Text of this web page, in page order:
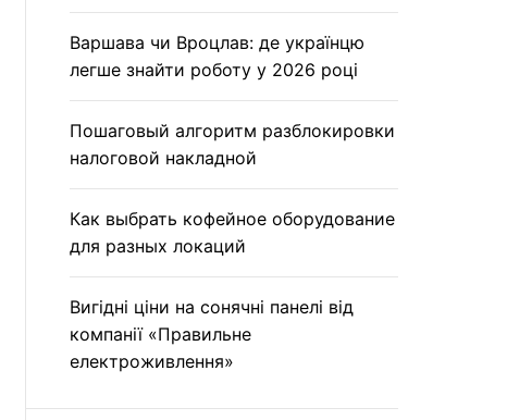
Варшава чи Вроцлав: де українцю
легше знайти роботу у 2026 році
Пошаговый алгоритм разблокировки
налоговой накладной
Как выбрать кофейное оборудование
для разных локаций
Вигідні ціни на сонячні панелі від
компанії «Правильне
електроживлення»